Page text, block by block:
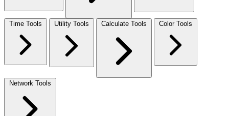
Time Tools Utility Tools Calculate Tools Color Tools
Network Tools